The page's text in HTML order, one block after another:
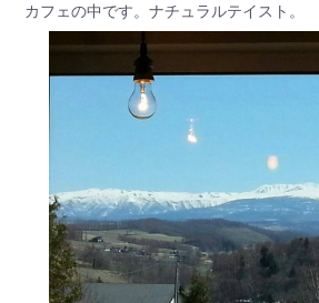
カフェの中です。ナチュラルテイスト。